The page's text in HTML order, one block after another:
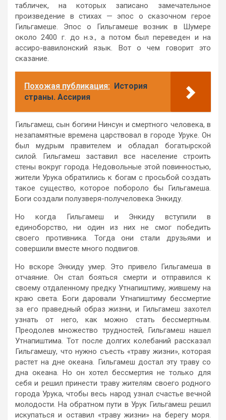
табличек, на которых записано замечательное
произведение в стихах — эпос о сказочном герое
Гильгамеше. Эпос о Гильгамеше возник в Шумере
около 2400 г. до н.э., а потом был переведен и на
ассиро-вавилонский язык. Вот о чем говорит это
сказание.
Похожая публикация: История
страны. Ассирия
Гильгамеш, сын богини Нинсун и смертного человека, в
незапамятные времена царствовал в городе Уруке. Он
был мудрым правителем и обладал богатырской
силой. Гильгамеш заставил все население строить
стены вокруг города. Недовольные этой повинностью,
жители Урука обратились к богам с просьбой создать
такое существо, которое побороло бы Гильгамеша.
Боги создали полузверя-получеловека Энкиду.
Но когда Гильгамеш и Энкиду вступили в
единоборство, ни один из них не смог победить
своего противника. Тогда они стали друзьями и
совершили вместе много подвигов.
Но вскоре Энкиду умер. Это привело Гильгамеша в
отчаяние. Он стал бояться смерти и отправился к
своему отдаленному предку Утнапиштиму, жившему на
краю света. Боги даровали Утнапиштиму бессмертие
за его праведный образ жизни, и Гильгамеш захотел
узнать от него, как можно стать бессмертным.
Преодолев множество трудностей, Гильгамеш нашел
Утнапиштима. Тот после долгих колебаний рассказал
Гильгамешу, что нужно съесть «траву жизни», которая
растет на дне океана. Гильгамеш достал эту траву со
дна океана. Но он хотел бессмертия не только для
себя и решил принести траву жителям своего родного
города Урука, чтобы весь народ узнал счастье вечной
молодости. На обратном пути в Урук Гильгамеш решил
искупаться и оставил «траву жизни» на берегу моря.